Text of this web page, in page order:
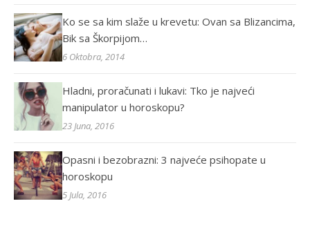
Ko se sa kim slaže u krevetu: Ovan sa Blizancima,
Bik sa Škorpijom…
6 Oktobra, 2014
Hladni, proračunati i lukavi: Tko je najveći
manipulator u horoskopu?
23 Juna, 2016
Opasni i bezobrazni: 3 najveće psihopate u
horoskopu
5 Jula, 2016